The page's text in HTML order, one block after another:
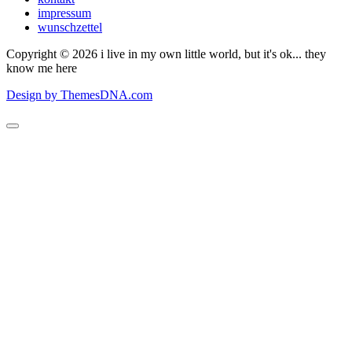
impressum
wunschzettel
Copyright © 2026 i live in my own little world, but it's ok... they
know me here
Design by ThemesDNA.com
Scroll